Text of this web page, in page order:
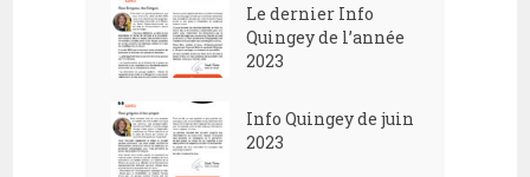
Le dernier Info
Quingey de l’année
2023
Info Quingey de juin
2023